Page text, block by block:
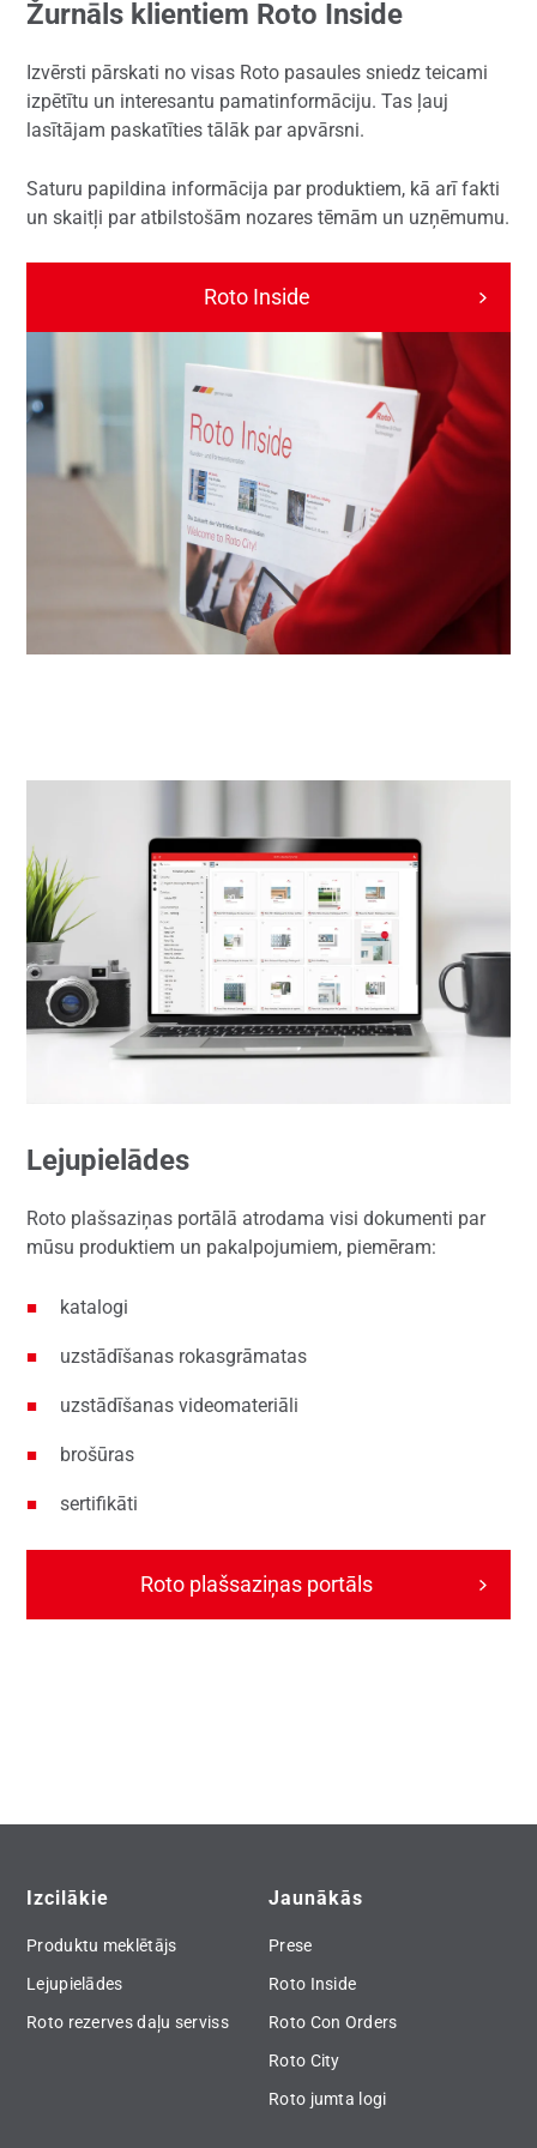
Žurnāls klientiem Roto Inside
Izvērsti pārskati no visas Roto pasaules sniedz teicami
izpētītu un interesantu pamatinformāciju. Tas ļauj
lasītājam paskatīties tālāk par apvārsni.
Saturu papildina informācija par produktiem, kā arī fakti
un skaitļi par atbilstošām nozares tēmām un uzņēmumu.
Roto Inside
Lejupielādes
Roto plašsaziņas portālā atrodama visi dokumenti par
mūsu produktiem un pakalpojumiem, piemēram:
katalogi
uzstādīšanas rokasgrāmatas
uzstādīšanas videomateriāli
brošūras
sertifikāti
Roto plašsaziņas portāls
Izcilākie
Produktu meklētājs
Lejupielādes
Roto rezerves daļu serviss
Jaunākās
Prese
Roto Inside
Roto Con Orders
Roto City
Roto jumta logi